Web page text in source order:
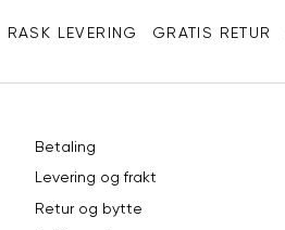
RASK LEVERING GRATIS RETUR
Betaling
Levering og frakt
Retur og bytte